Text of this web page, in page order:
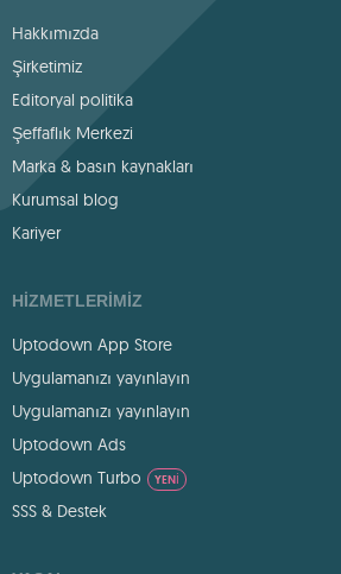
Hakkımızda
Şirketimiz
Editoryal politika
Şeffaflık Merkezi
Marka & basın kaynakları
Kurumsal blog
Kariyer
HIZMETLERIMIZ
Uptodown App Store
Uygulamanızı yayınlayın
Uygulamanızı yayınlayın
Uptodown Ads
Uptodown Turbo
YENI
SSS & Destek